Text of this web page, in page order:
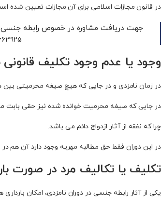
در قانون مجازات اسلامی برای آن مجازات تعیین شده
جهت دریافت مشاوره در خصوص رابطه جنسی
88663925-88663926-88663927
وجود یا عدم وجود تکلیف قانونی
در زمان نامزدی و در جایی که هیچ صیغه محرمیتی
در جایی که صیغه محرمیت خوانده شده نیز حقی بابت
چرا که نفقه از آثار ازدواج دائم می‌ باشد.
در این دوران فقط حق مطالبه مهریه وجود دارد آن
تکلیف یا تکالیف مرد در صورت
یکی از آثار رابطه جنسی در دوران نامزدی، امکان